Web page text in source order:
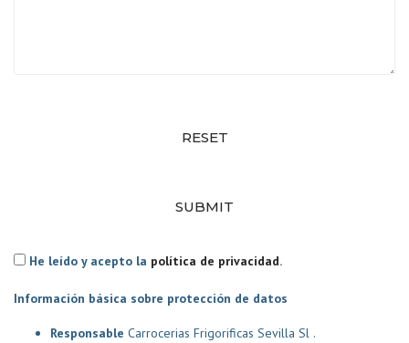
RESET
SUBMIT
He leído y acepto la política de privacidad.
Información básica sobre protección de datos
Responsable Carrocerias Frigorificas Sevilla Sl .